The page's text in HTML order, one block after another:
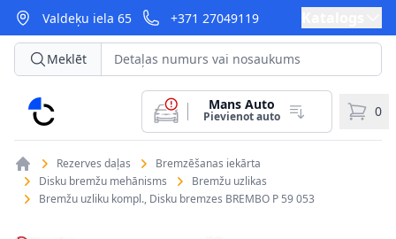
Valdeķu iela 65 +371 27049119
CarParts
Meklēt
Mans Auto
Pievienot auto 0
Rezerves daļas
Bremzēšanas iekārta
Disku bremžu mehānisms
Bremžu uzlikas
Bremžu uzliku kompl., Disku bremzes BREMBO P 59 053